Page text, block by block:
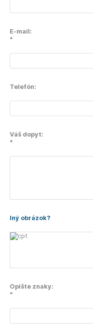
E-mail:
*
Telefón:
Váš dopyt:
*
Iný obrázok?
Opište znaky:
*